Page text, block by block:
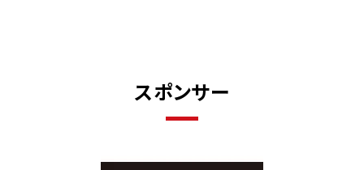
スポンサー